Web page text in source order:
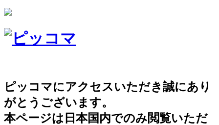
ピッコマにアクセスいただき誠にあり
がとうございます。
本ページは日本国内でのみ閲覧いただ